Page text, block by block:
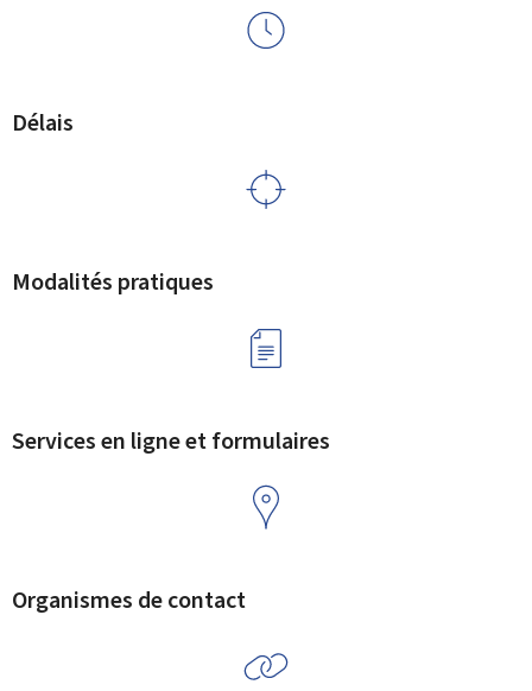
Délais
Modalités pratiques
Services en ligne et formulaires
Organismes de contact